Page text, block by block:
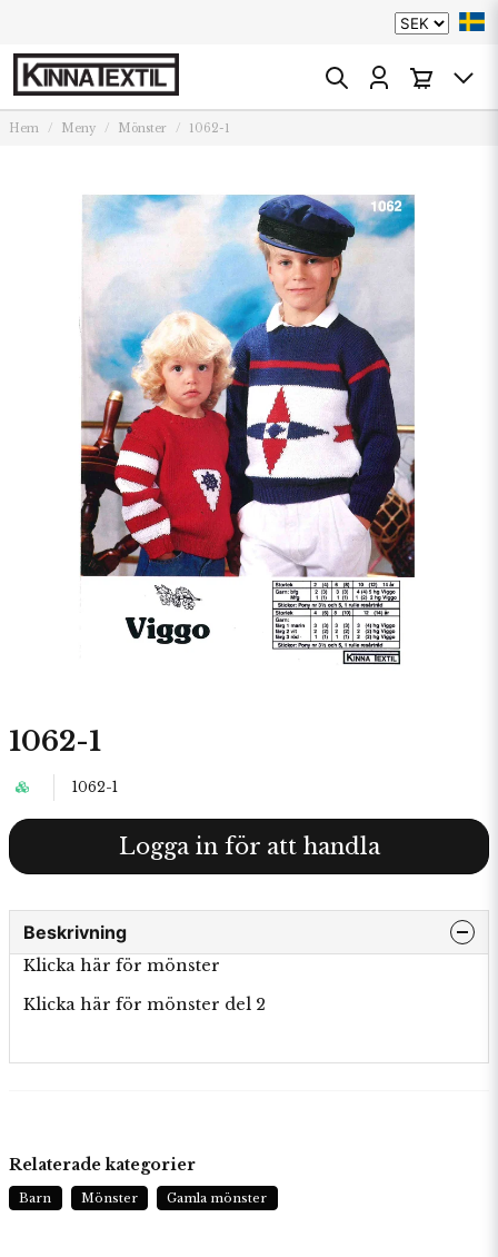
Hem Meny Mönster 1062-1
1062-1
1062-1
Logga in för att handla
Beskrivning
Klicka här för mönster
Klicka här för mönster del 2
Relaterade kategorier
Barn Mönster Gamla mönster